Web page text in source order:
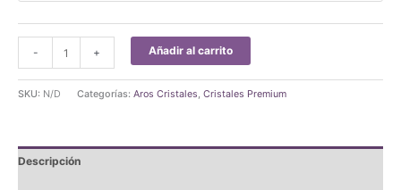
-
Cristal
Gota
925
cantidad
+ Añadir al carrito
SKU: N/D Categorías: Aros Cristales, Cristales Premium
Descripción